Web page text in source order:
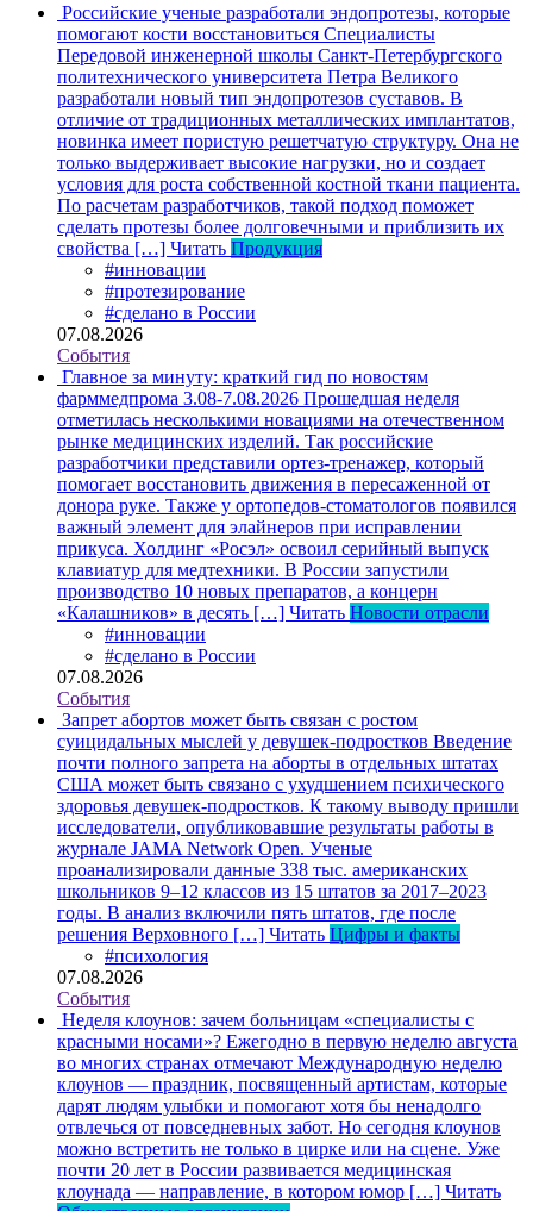
Российские ученые разработали эндопротезы, которые
помогают кости восстановиться Специалисты
Передовой инженерной школы Санкт-Петербургского
политехнического университета Петра Великого
разработали новый тип эндопротезов суставов. В
отличие от традиционных металлических имплантатов,
новинка имеет пористую решетчатую структуру. Она не
только выдерживает высокие нагрузки, но и создает
условия для роста собственной костной ткани пациента.
По расчетам разработчиков, такой подход поможет
сделать протезы более долговечными и приблизить их
свойства […] Читать Продукция
#инновации
#протезирование
#сделано в России
07.08.2026
События
Главное за минуту: краткий гид по новостям
фарммедпрома 3.08-7.08.2026 Прошедшая неделя
отметилась несколькими новациями на отечественном
рынке медицинских изделий. Так российские
разработчики представили ортез-тренажер, который
помогает восстановить движения в пересаженной от
донора руке. Также у ортопедов-стоматологов появился
важный элемент для элайнеров при исправлении
прикуса. Холдинг «Росэл» освоил серийный выпуск
клавиатур для медтехники. В России запустили
производство 10 новых препаратов, а концерн
«Калашников» в десять […] Читать Новости отрасли
#инновации
#сделано в России
07.08.2026
События
Запрет абортов может быть связан с ростом
суицидальных мыслей у девушек-подростков Введение
почти полного запрета на аборты в отдельных штатах
США может быть связано с ухудшением психического
здоровья девушек-подростков. К такому выводу пришли
исследователи, опубликовавшие результаты работы в
журнале JAMA Network Open. Ученые
проанализировали данные 338 тыс. американских
школьников 9–12 классов из 15 штатов за 2017–2023
годы. В анализ включили пять штатов, где после
решения Верховного […] Читать Цифры и факты
#психология
07.08.2026
События
Неделя клоунов: зачем больницам «специалисты с
красными носами»? Ежегодно в первую неделю августа
во многих странах отмечают Международную неделю
клоунов — праздник, посвященный артистам, которые
дарят людям улыбки и помогают хотя бы ненадолго
отвлечься от повседневных забот. Но сегодня клоунов
можно встретить не только в цирке или на сцене. Уже
почти 20 лет в России развивается медицинская
клоунада — направление, в котором юмор […] Читать